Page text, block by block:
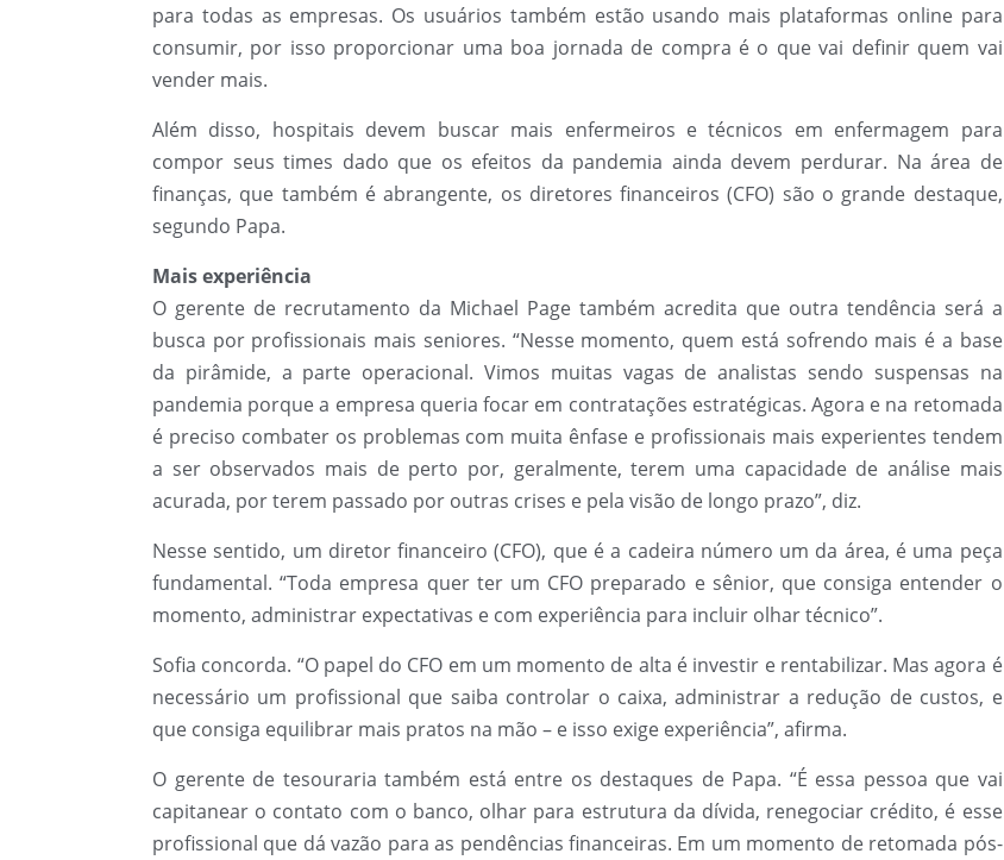
para todas as empresas. Os usuários também estão usando mais plataformas online para
consumir, por isso proporcionar uma boa jornada de compra é o que vai definir quem vai
vender mais.
Além disso, hospitais devem buscar mais enfermeiros e técnicos em enfermagem para
compor seus times dado que os efeitos da pandemia ainda devem perdurar. Na área de
finanças, que também é abrangente, os diretores financeiros (CFO) são o grande destaque,
segundo Papa.
Mais experiência
O gerente de recrutamento da Michael Page também acredita que outra tendência será a
busca por profissionais mais seniores. “Nesse momento, quem está sofrendo mais é a base
da pirâmide, a parte operacional. Vimos muitas vagas de analistas sendo suspensas na
pandemia porque a empresa queria focar em contratações estratégicas. Agora e na retomada
é preciso combater os problemas com muita ênfase e profissionais mais experientes tendem
a ser observados mais de perto por, geralmente, terem uma capacidade de análise mais
acurada, por terem passado por outras crises e pela visão de longo prazo”, diz.
Nesse sentido, um diretor financeiro (CFO), que é a cadeira número um da área, é uma peça
fundamental. “Toda empresa quer ter um CFO preparado e sênior, que consiga entender o
momento, administrar expectativas e com experiência para incluir olhar técnico”.
Sofia concorda. “O papel do CFO em um momento de alta é investir e rentabilizar. Mas agora é
necessário um profissional que saiba controlar o caixa, administrar a redução de custos, e
que consiga equilibrar mais pratos na mão – e isso exige experiência”, afirma.
O gerente de tesouraria também está entre os destaques de Papa. “É essa pessoa que vai
capitanear o contato com o banco, olhar para estrutura da dívida, renegociar crédito, é esse
profissional que dá vazão para as pendências financeiras. Em um momento de retomada pós-